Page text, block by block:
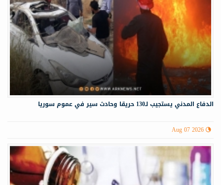
الدفاع المدني يستجيب لـ130 حريقا وحادث سير في عموم سوريا
Aug 07 2026